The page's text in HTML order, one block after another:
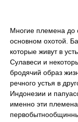
Многие племена до
основном охотой.
которые живут в
Сулавеси и
бродячий образ
речного устья в
Индонезии и
именно эти